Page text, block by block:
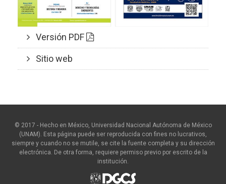
Versión PDF
Sitio web
© 2017 - Hecho en México, Universidad Nacional Autónoma de México
(UNAM). Esta página puede ser reproducida con fines no lucrativos,
siempre y cuando no se mutile, se cite la fuente completa y su dirección
electrónica. De otra forma, requiere permiso previo por escrito de la
institución.